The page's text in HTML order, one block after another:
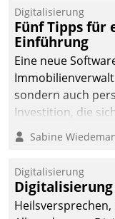
Digitalisierung
Fünf Tipps für
Einführung
Eine neue
sondern auch
Investition, die
nachhaltige
dieses Ziel
Sabine
Digitalisierung